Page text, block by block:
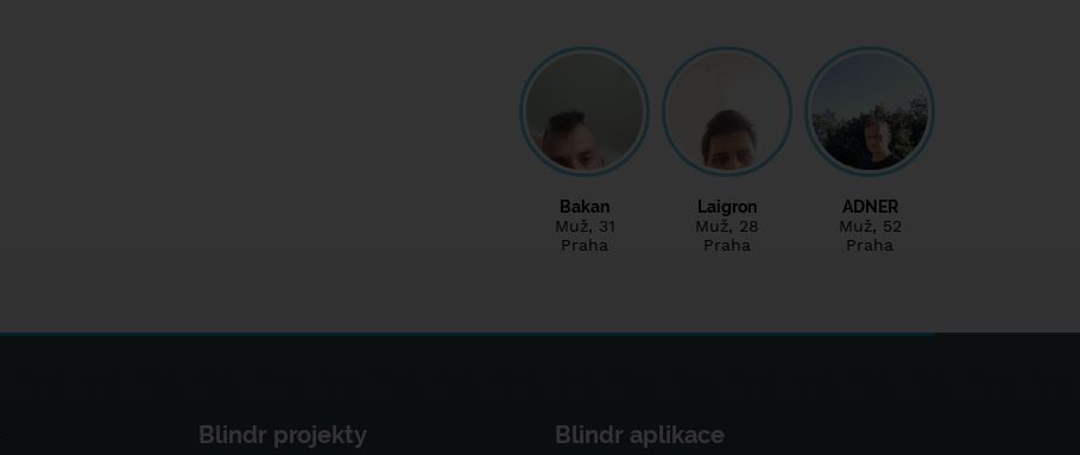
Bakan
Muž, 31
Praha
Laigron
Muž, 28
Praha
ADNER
Muž, 52
Praha
Blindr projekty Blindr aplikace